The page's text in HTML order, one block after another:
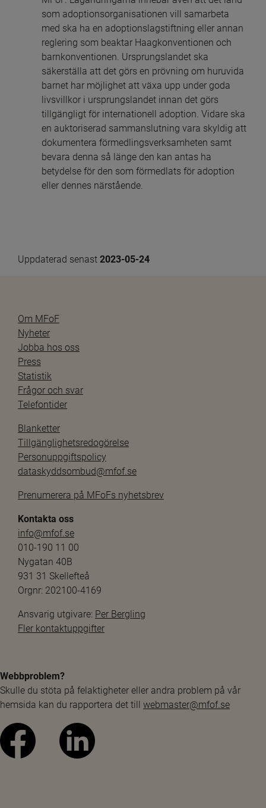
som adoptionsorganisationen vill samarbeta
med ska ha en adoptionslagstiftning eller annan
reglering som beaktar Haagkonventionen och
barnkonventionen. Ursprungslandet ska
säkerställa att det görs en prövning om huruvida
barnet har möjlighet att växa upp under goda
livsvillkor i ursprungslandet innan det görs
tillgängligt för internationell adoption. Vidare ska
en auktoriserad sammanslutning vara skyldig att
dokumentera förmedlingsverksamheten samt
bevara denna så länge den kan antas ha
betydelse för den som förmedlats för adoption
eller dennes närstående.
Uppdaterad senast 2023-05-24
Om MFoF
Nyheter
Jobba hos oss
Press
Statistik
Frågor och svar
Telefontider
Blanketter
Tillgänglighetsredogörelse
Personuppgiftspolicy
dataskyddsombud@mfof.se
Prenumerera på MFoFs nyhetsbrev
Kontakta oss
info@mfof.se
010-190 11 00
Nygatan 40B
931 31 Skellefteå
Orgnr: 202100-4169
Ansvarig utgivare: Per Bergling
Fler kontaktuppgifter
Webbproblem?
Skulle du stöta på felaktigheter eller andra problem på vår
hemsida kan du rapportera det till webmaster@mfof.se